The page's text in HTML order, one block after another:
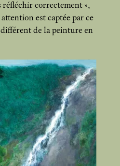
réfléchir correctement »,
est captée par ce
de la peinture en